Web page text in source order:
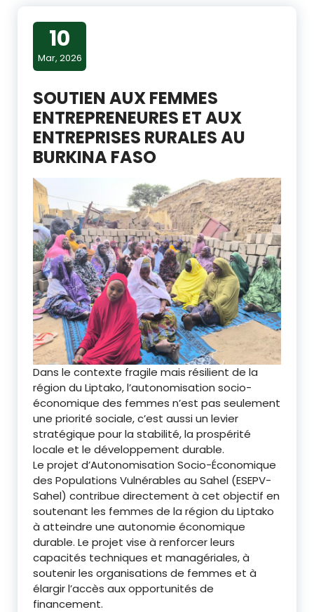
10
Mar, 2026
SOUTIEN AUX FEMMES
ENTREPRENEURES ET AUX
ENTREPRISES RURALES AU
BURKINA FASO
Dans le contexte fragile mais résilient de la
région du Liptako, l’autonomisation socio-
économique des femmes n’est pas seulement
une priorité sociale, c’est aussi un levier
stratégique pour la stabilité, la prospérité
locale et le développement durable.
Le projet d’Autonomisation Socio-Économique
des Populations Vulnérables au Sahel (ESEPV-
Sahel) contribue directement à cet objectif en
soutenant les femmes de la région du Liptako
à atteindre une autonomie économique
durable. Le projet vise à renforcer leurs
capacités techniques et managériales, à
soutenir les organisations de femmes et à
élargir l’accès aux opportunités de
financement.